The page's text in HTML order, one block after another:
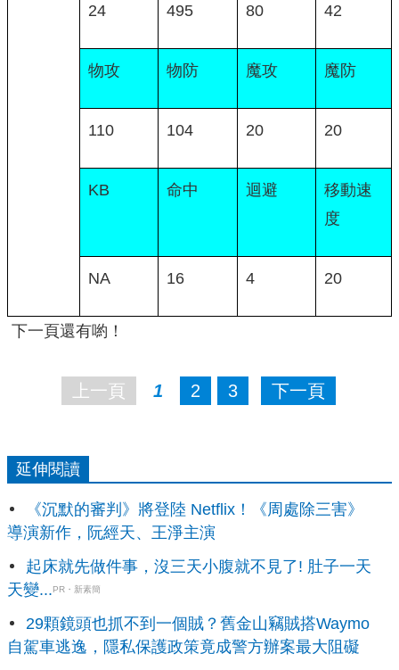
24 495 80 42
物攻 物防 魔攻 魔防
110 104 20 20
KB 命中 迴避
移動速
度
NA 16 4 20
下一頁還有喲！
上一頁 1 2 3 下一頁
延伸閱讀
《沉默的審判》將登陸 Netflix！《周處除三害》
導演新作，阮經天、王淨主演
起床就先做件事，沒三天小腹就不見了! 肚子一天
天變...PR・新素簡
29顆鏡頭也抓不到一個賊？舊金山竊賊搭Waymo
自駕車逃逸，隱私保護政策竟成警方辦案最大阻礙